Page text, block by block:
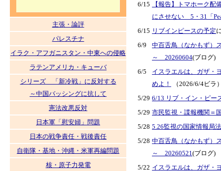
主張・論評
パレスチナ
イラク・アフガニスタン・中東への侵略
ラテンアメリカ・キューバ
シリーズ 「新冷戦」に反対する
～中国バッシングに抗して
憲法改悪反対
日本軍「慰安婦」問題
日本の戦争責任・戦後責任
自衛隊・基地・沖縄・米軍再編問題
核・原子力発電
6/15
【報告】トマホーク
にさせない 5・31「
6/15 リブインピースの予定
6/9
中百舌鳥（なかもず）
～ 20260604(ブログ)
6/5
イスラエルは、ガザ・
めよ！
（2026/6/4ビラ
5/29 6/13 リブ・イン・ピ
5/29 市民監視・諜報機関＝
5/28 5.26監視の国家情報局
5/28 中百舌鳥（なかもず）
～ 20260521(ブログ)
5/22 イスラエルは、ガザ・